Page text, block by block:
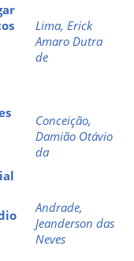
Lima, Erick
Amaro Dutra
de
Conceição,
Damião Otávio
da
Andrade,
Jeanderson das
Neves